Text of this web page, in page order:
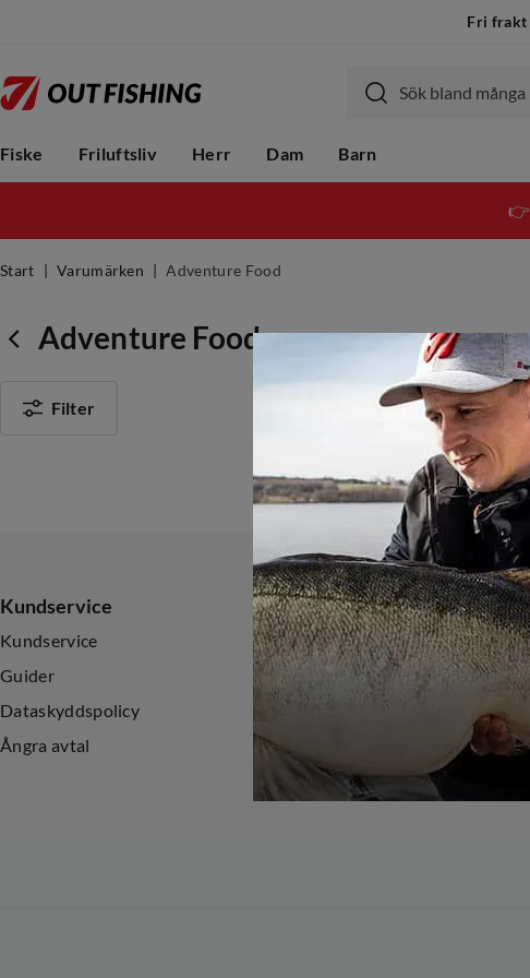
Fri frakt
Fiske Friluftsliv Herr Dam Barn
👉
Start Varumärken Adventure Food
Adventure Food
Filter
Kundservice
Kundservice
Guider
Dataskyddspolicy
Ångra avtal
Sortiment
Nyheter
Kampanjer